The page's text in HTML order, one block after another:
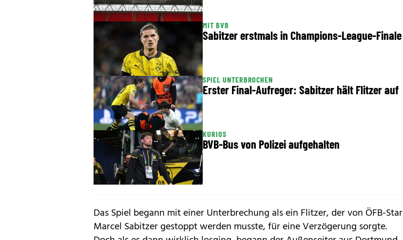
MIT BVB
Sabitzer erstmals in Champions-League-Finale
SPIEL UNTERBROCHEN
Erster Final-Aufreger: Sabitzer hält Flitzer auf
KURIOS
BVB-Bus von Polizei aufgehalten
Das Spiel begann mit einer Unterbrechung als ein Flitzer, der von ÖFB-Star
Marcel Sabitzer gestoppt werden musste, für eine Verzögerung sorgte.